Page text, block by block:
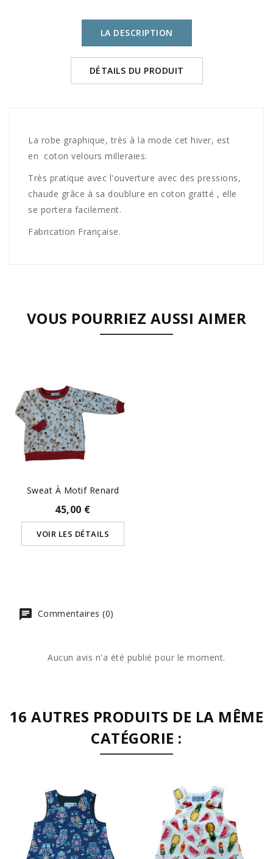
LA DESCRIPTION
DÉTAILS DU PRODUIT
La robe graphique, très à la mode cet hiver, est
en coton velours milleraies.
Très pratique avec l'ouverture avec des pressions,
chaude grâce à sa doublure en coton gratté , elle
se portera facilement.
Fabrication Française.
VOUS POURRIEZ AUSSI AIMER
Sweat À Motif Renard
45,00 €
VOIR LES DÉTAILS
Commentaires (0)
Aucun avis n'a été publié pour le moment.
16 AUTRES PRODUITS DE LA MÊME
CATÉGORIE :